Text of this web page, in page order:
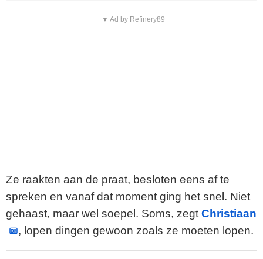
▼ Ad by Refinery89
Ze raakten aan de praat, besloten eens af te
spreken en vanaf dat moment ging het snel. Niet
gehaast, maar wel soepel. Soms, zegt Christiaan
, lopen dingen gewoon zoals ze moeten lopen.